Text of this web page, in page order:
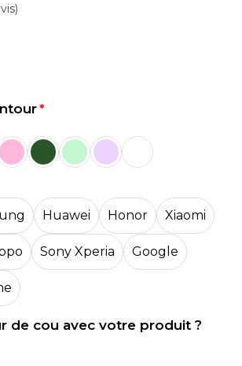
Huawei Honor Xiaomi
Sony Xperia Google
de cou avec votre produit ?